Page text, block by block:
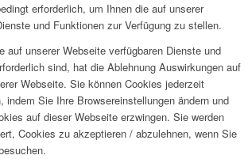
erforderlich, um Ihnen die auf unserer
und Funktionen zur Verfügung zu stellen.
auf unserer Webseite verfügbaren Dienste und
sind, hat die Ablehnung Auswirkungen auf
Webseite. Sie können Cookies jederzeit
indem Sie Ihre Browsereinstellungen ändern und
auf dieser Webseite erzwingen. Sie werden
Cookies zu akzeptieren / abzulehnen, wenn Sie